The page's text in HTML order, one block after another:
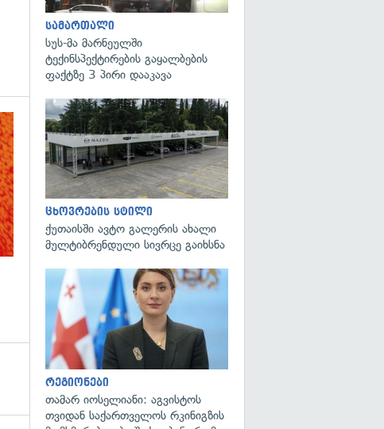
გადახედვა
სამართალი
სუს-მა მარნეულში
ტექინსპექტირების გაყალბების
ფაქტზე 3 პირი დააკავა
ცხოვრების სტილი
ქუთაისში ავტო გალერის ახალი
მულტიბრენდული სივრცე გაიხსნა
რეგიონები
თამარ იოსელიანი: აგვისტოს
თვიდან საქართველოს რკინიგზის